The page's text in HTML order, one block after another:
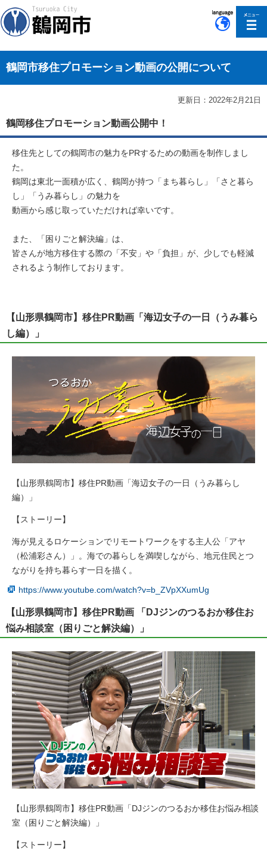
鶴岡市移住プロモーション動画の公開について
更新日：2022年2月21日
鶴岡移住プロモーション動画公開中！
移住先としての鶴岡市の魅力をPRするための動画を制作しまし
た。
鶴岡は東北一面積が広く、鶴岡が持つ「まち暮らし」「さと暮ら
し」「うみ暮らし」の魅力を
動画から感じ取っていただければ幸いです。
また、「困りごと解決編」は、
皆さんが地方移住する際の「不安」や「負担」が、少しでも軽減
されるよう制作しております。
【山形県鶴岡市】移住PR動画「海辺女子の一日（うみ暮ら
し編）」
【山形県鶴岡市】移住PR動画「海辺女子の一日（うみ暮らし
編）」
【ストーリー】
海が見えるロケーションでリモートワークをする主人公「アヤ
（松浦彩さん）」。海での暮らしを満喫しながら、地元住民とつ
ながりを持ち暮らす一日を描く。
https://www.youtube.com/watch?v=b_ZVpXXumUg
【山形県鶴岡市】移住PR動画 「DJジンのつるおか移住お
悩み相談室（困りごと解決編）」
【山形県鶴岡市】移住PR動画「DJジンのつるおか移住お悩み相談
室（困りごと解決編）」
【ストーリー】